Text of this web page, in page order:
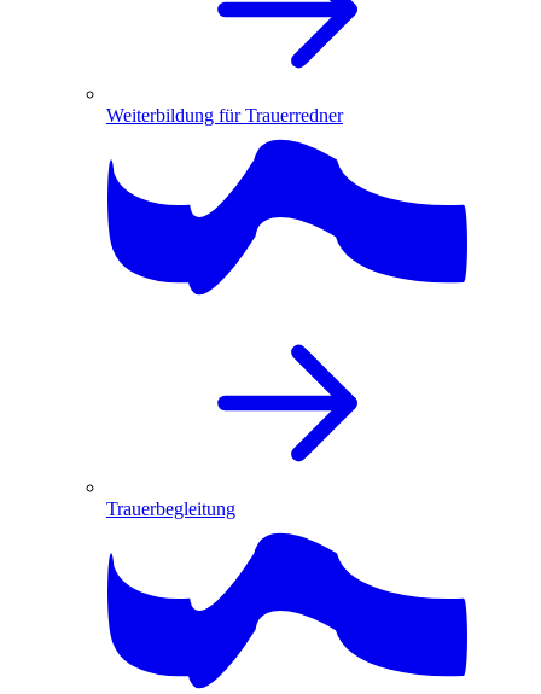
Weiterbildung für Trauerredner
Trauerbegleitung